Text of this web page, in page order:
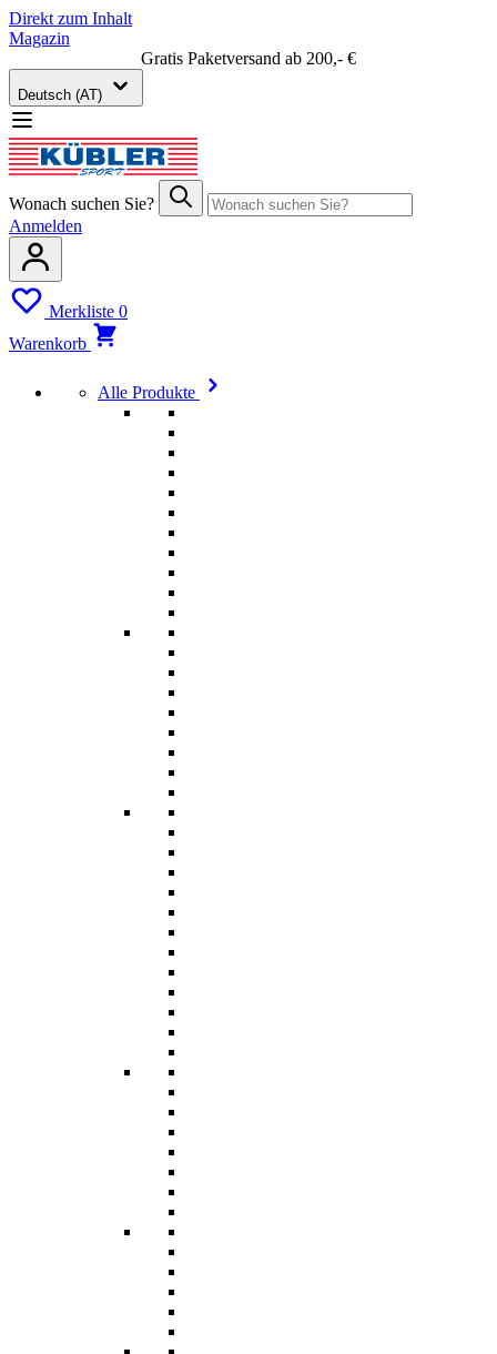
Direkt zum Inhalt
Magazin
Gratis Paketversand ab 200,- €
Deutsch (AT)
Wonach suchen Sie?
Anmelden
Merkliste 0
Warenkorb
Alle Produkte